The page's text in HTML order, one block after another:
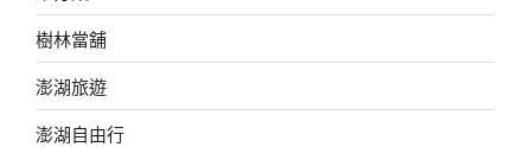
樹林當舖
澎湖旅遊
澎湖自由行